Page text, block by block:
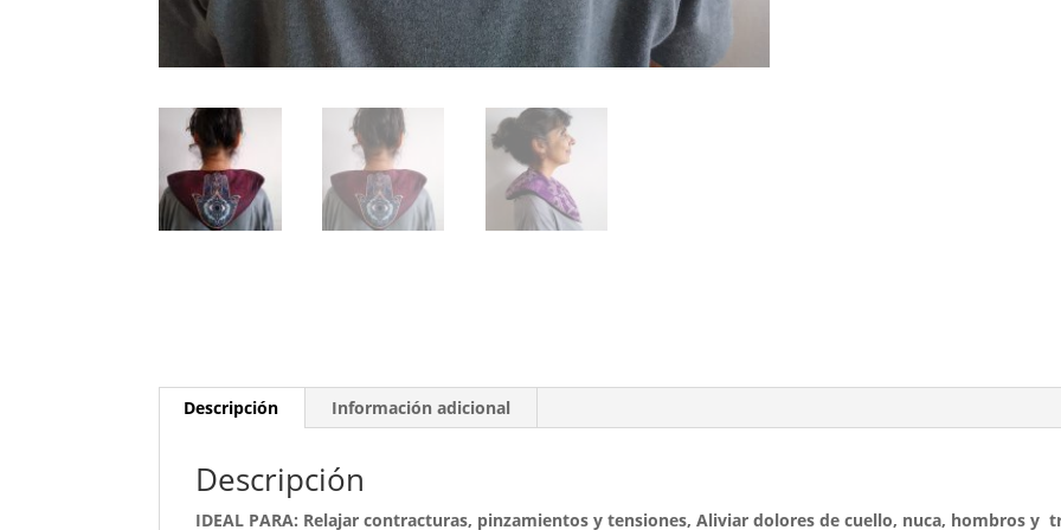
Descripción Información adicional
Descripción
IDEAL PARA: Relajar contracturas, pinzamientos y tensiones, Aliviar dolores de cuello, nuca, hombros y